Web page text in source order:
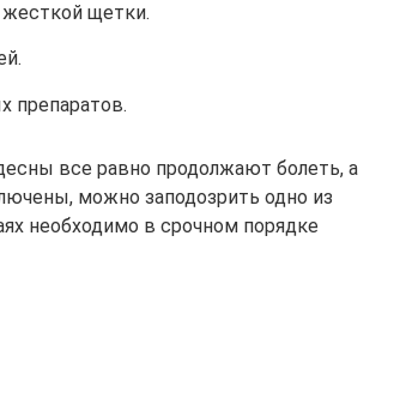
жесткой щетки.
препаратов.
все равно продолжают болеть, а
можно заподозрить одно из
необходимо в срочном порядке